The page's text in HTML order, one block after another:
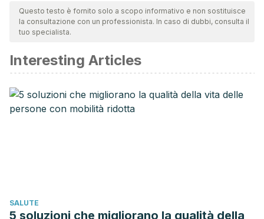
Questo testo è fornito solo a scopo informativo e non sostituisce
la consultazione con un professionista. In caso di dubbi, consulta il
tuo specialista.
Interesting Articles
SALUTE
5 soluzioni che migliorano la qualità della